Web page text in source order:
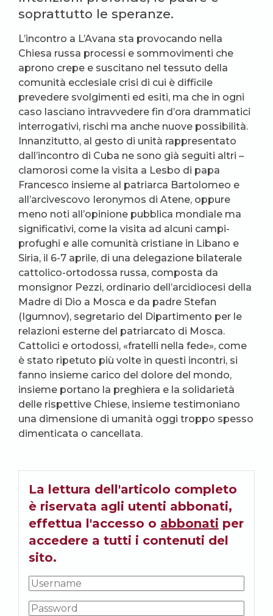
soprattutto le speranze.
L’incontro a L’Avana sta provocando nella
Chiesa russa processi e sommovimenti che
aprono crepe e suscitano nel tessuto della
comunità ecclesiale crisi di cui è difficile
prevedere svolgimenti ed esiti, ma che in ogni
caso lasciano intravvedere fin d’ora drammatici
interrogativi, rischi ma anche nuove possibilità.
Innanzitutto, al gesto di unità rappresentato
dall’incontro di Cuba ne sono già seguiti altri –
clamorosi come la visita a Lesbo di papa
Francesco insieme al patriarca Bartolomeo e
all’arcivescovo Ieronymos di Atene, oppure
meno noti all’opinione pubblica mondiale ma
significativi, come la visita ad alcuni campi-
profughi e alle comunità cristiane in Libano e
Siria, il 6-7 aprile, di una delegazione bilaterale
cattolico-ortodossa russa, composta da
monsignor Pezzi, ordinario dell’arcidiocesi della
Madre di Dio a Mosca e da padre Stefan
(Igumnov), segretario del Dipartimento per le
relazioni esterne del patriarcato di Mosca.
Cattolici e ortodossi, «fratelli nella fede», come
è stato ripetuto più volte in questi incontri, si
fanno insieme carico del dolore del mondo,
insieme portano la preghiera e la solidarietà
delle rispettive Chiese, insieme testimoniano
una dimensione di umanità oggi troppo spesso
dimenticata o cancellata.
La lettura dell'articolo completo
è riservata agli utenti abbonati,
effettua l'accesso o abbonati per
accedere a tutti i contenuti del
sito.